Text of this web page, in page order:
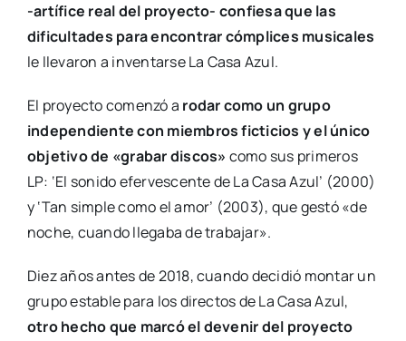
-artífice real del proyecto- confiesa que las
dificultades para encontrar cómplices musicales
le llevaron a inventarse La Casa Azul.
El proyecto comenzó a rodar como un grupo
independiente con miembros ficticios y el único
objetivo de «grabar discos» como sus primeros
LP: ‘El sonido efervescente de La Casa Azul’ (2000)
y ‘Tan simple como el amor’ (2003), que gestó «de
noche, cuando llegaba de trabajar».
Diez años antes de 2018, cuando decidió montar un
grupo estable para los directos de La Casa Azul,
otro hecho que marcó el devenir del proyecto